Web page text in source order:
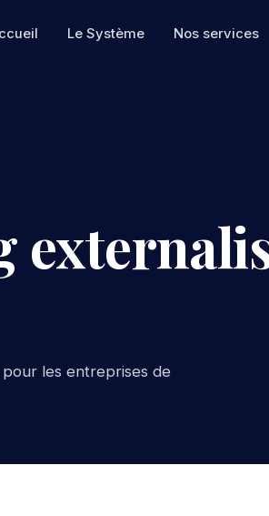
Le Système Nos services
pour les entreprises de